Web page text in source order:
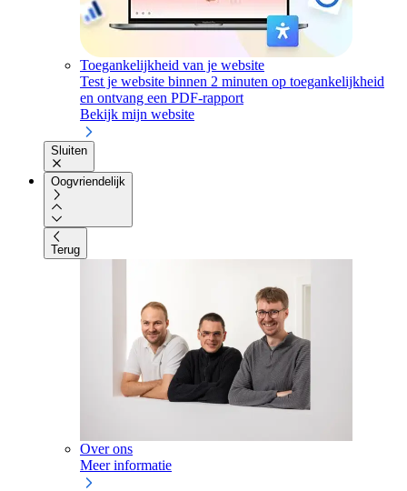
Toegankelijkheid van je website
Test je website binnen 2 minuten op toegankelijkheid
en ontvang een PDF-rapport
Bekijk mijn website
Sluiten
Oogvriendelijk
Terug
Over ons
Meer informatie